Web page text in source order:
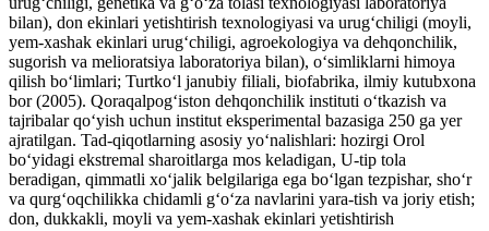
bilan), don ekinlari yetishtirish texnologiyasi va urugʻchiligi (moyli,
yem-xashak ekinlari urugʻchiligi, agroekologiya va dehqonchilik,
sugorish va melioratsiya laboratoriya bilan), oʻsimliklarni himoya
qilish boʻlimlari; Turtkoʻl janubiy filiali, biofabrika, ilmiy kutubxona
bor (2005). Qoraqalpogʻiston dehqonchilik instituti oʻtkazish va
tajribalar qoʻyish uchun institut eksperimental bazasiga 250 ga yer
ajratilgan. Tad-qiqotlarning asosiy yoʻnalishlari: hozirgi Orol
boʻyidagi ekstremal sharoitlarga mos keladigan, U-tip tola
beradigan, qimmatli xoʻjalik belgilariga ega boʻlgan tezpishar, shoʻr
va qurgʻoqchilikka chidamli gʻoʻza navlarini yara-tish va joriy etish;
don, dukkakli, moyli va yem-xashak ekinlari yetishtirish